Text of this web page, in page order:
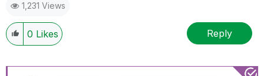
1,231 Views
0 Likes Reply